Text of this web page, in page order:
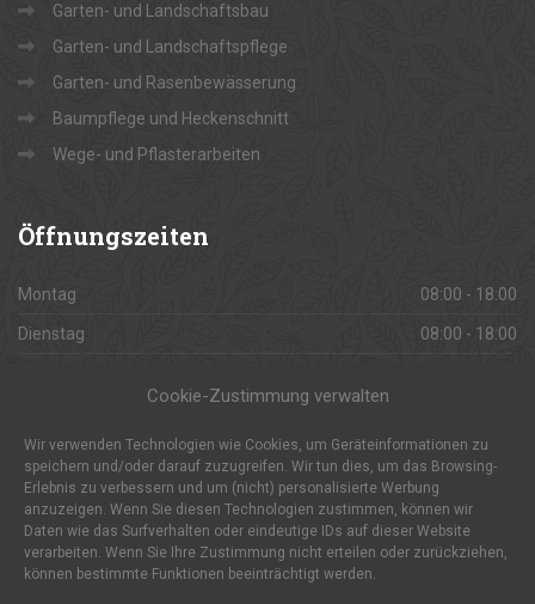
Cookie-Zustimmung verwalten
Wir verwenden Technologien wie Cookies, um Geräteinformationen zu
speichern und/oder darauf zuzugreifen. Wir tun dies, um das Browsing-
Erlebnis zu verbessern und um (nicht) personalisierte Werbung
anzuzeigen. Wenn Sie diesen Technologien zustimmen, können wir
Daten wie das Surfverhalten oder eindeutige IDs auf dieser Website
verarbeiten. Wenn Sie Ihre Zustimmung nicht erteilen oder zurückziehen,
können bestimmte Funktionen beeinträchtigt werden.
Garten- und Landschaftsbau
Garten- und Landschaftspflege
Garten- und Rasenbewässerung
Baumpflege und Heckenschnitt
Wege- und Pflasterarbeiten
Öffnungszeiten
Montag 08:00 - 18:00
Dienstag 08:00 - 18:00
Freitag 08:00 - 18:00
Samstag 08:00 - 18:00
Sonntag Geschlossen